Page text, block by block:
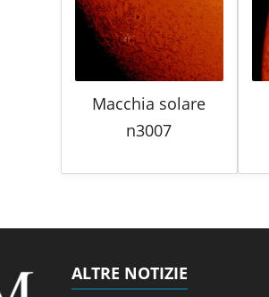
Macchia solare
n3007
ALTRE NOTIZIE